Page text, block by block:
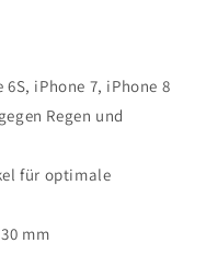
6S, iPhone 7, iPhone 8
Regen und
für optimale
mm